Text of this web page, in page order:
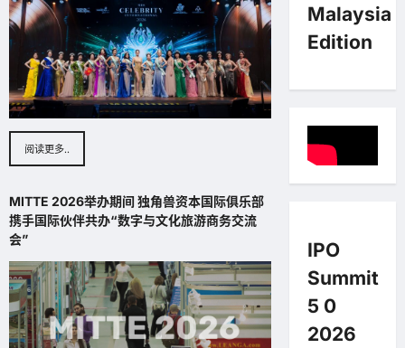
阅读更多..
MITTE 2026举办期间 独角兽资本国际俱乐部
携手国际伙伴共办“数字与文化旅游商务交流
会”
Malaysia
Edition
IPO
Summit
5 0
2026